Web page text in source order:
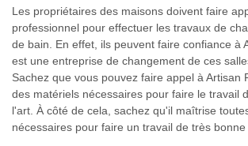
Les propriétaires des maisons doivent faire
professionnel pour effectuer les travaux de
de bain. En effet, ils peuvent faire confiance à
est une entreprise de changement de ces
Sachez que vous pouvez faire appel à Artisan
des matériels nécessaires pour faire le travail
l'art. À côté de cela, sachez qu'il maîtrise
nécessaires pour faire un travail de très bonne